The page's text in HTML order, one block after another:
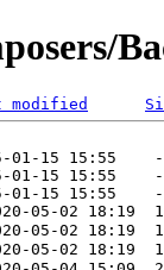
modified
01-15 15:55
01-15 15:55